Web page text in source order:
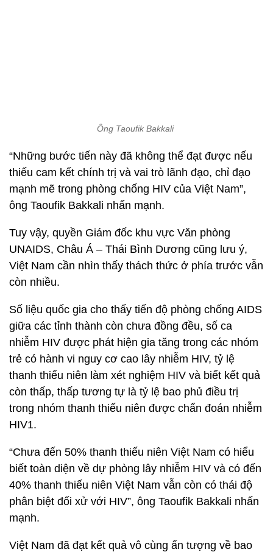
Ông Taoufik Bakkali
“Những bước tiến này đã không thể đạt được nếu
thiếu cam kết chính trị và vai trò lãnh đạo, chỉ đạo
mạnh mẽ trong phòng chống HIV của Việt Nam”,
ông Taoufik Bakkali nhấn mạnh.
Tuy vậy, quyền Giám đốc khu vực Văn phòng
UNAIDS, Châu Á – Thái Bình Dương cũng lưu ý,
Việt Nam cần nhìn thấy thách thức ở phía trước vẫn
còn nhiều.
Số liệu quốc gia cho thấy tiến độ phòng chống AIDS
giữa các tỉnh thành còn chưa đồng đều, số ca
nhiễm HIV được phát hiện gia tăng trong các nhóm
trẻ có hành vi nguy cơ cao lây nhiễm HIV, tỷ lệ
thanh thiếu niên làm xét nghiệm HIV và biết kết quả
còn thấp, thấp tương tự là tỷ lệ bao phủ điều trị
trong nhóm thanh thiếu niên được chẩn đoán nhiễm
HIV1.
“Chưa đến 50% thanh thiếu niên Việt Nam có hiểu
biết toàn diện về dự phòng lây nhiễm HIV và có đến
40% thanh thiếu niên Việt Nam vẫn còn có thái độ
phân biệt đối xử với HIV”, ông Taoufik Bakkali nhấn
mạnh.
Việt Nam đã đạt kết quả vô cùng ấn tượng về bao